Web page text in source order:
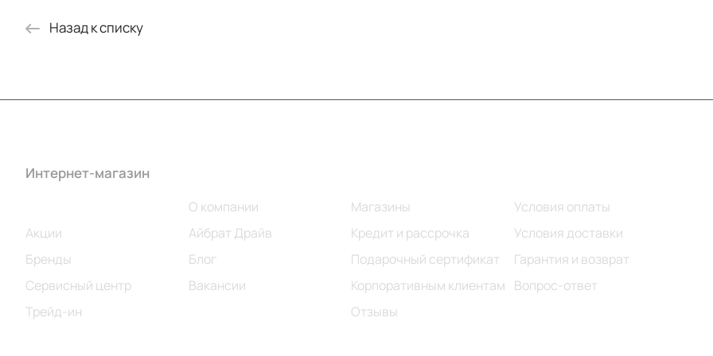
Назад к списку
Интернет-магазин
Акции
Бренды
Сервисный центр
Трейд-ин
О компании
Айбрат Драйв
Блог
Вакансии
Магазины
Кредит и рассрочка
Подарочный сертификат
Корпоративным клиентам
Отзывы
Условия оплаты
Условия доставки
Гарантия и возврат
Вопрос-ответ